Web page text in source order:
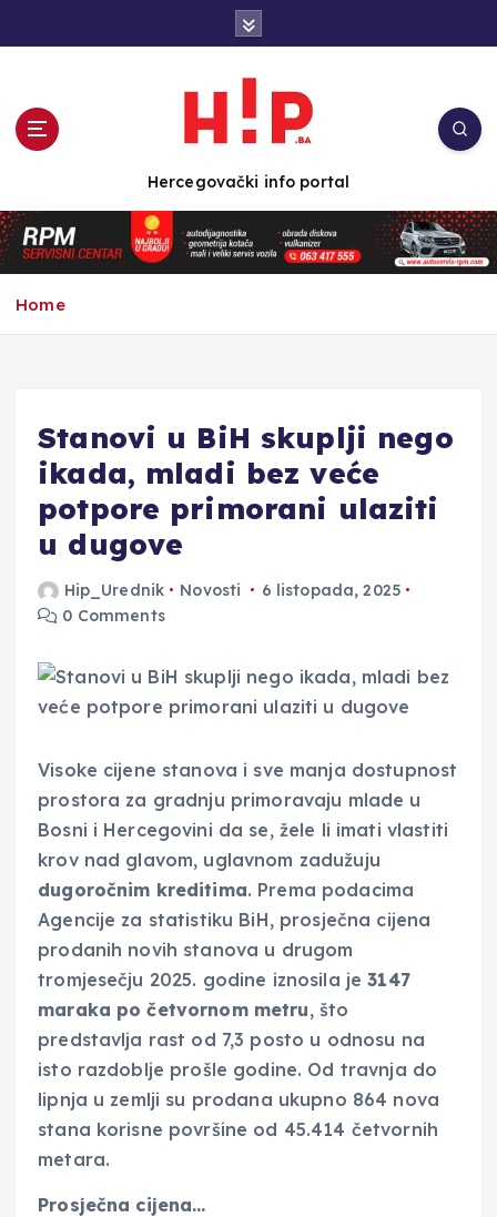
n
t
e
Hercegovački info portal
Home
Stanovi u BiH skuplji nego
ikada, mladi bez veće
potpore primorani ulaziti
u dugove
Hip_Urednik Novosti
6 listopada, 2025
0 Comments
Visoke cijene stanova i sve manja dostupnost
prostora za gradnju primoravaju mlade u
Bosni i Hercegovini da se, žele li imati vlastiti
krov nad glavom, uglavnom zadužuju
dugoročnim kreditima. Prema podacima
Agencije za statistiku BiH, prosječna cijena
prodanih novih stanova u drugom
tromjesečju 2025. godine iznosila je3147
maraka po četvornom metru, što
predstavlja rast od 7,3 posto u odnosu na
isto razdoblje prošle godine. Od travnja do
lipnja u zemlji su prodana ukupno 864 nova
stana korisne površine od 45.414 četvornih
metara.
Prosječna cijena…